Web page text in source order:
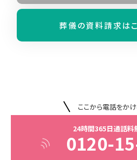
葬儀の資料請求は
ここから電話をか
24時間365日通話料
0120-